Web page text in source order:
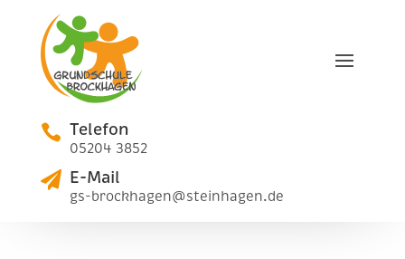
 Telefon
05204 3852
 E-Mail
gs-brockhagen@steinhagen.de